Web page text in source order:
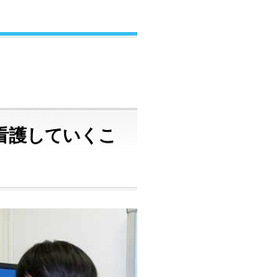
護していくこ